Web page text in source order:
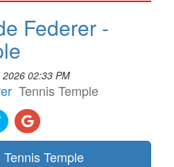
Federer -
2026 02:33 PM
Tennis Temple
Temple